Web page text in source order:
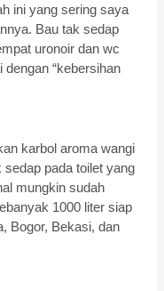
ini yang sering saya
Bau tak sedap
uronoir dan wc
“kebersihan
karbol aroma wangi
pada toilet yang
mungkin sudah
1000 liter siap
Bogor, Bekasi, dan